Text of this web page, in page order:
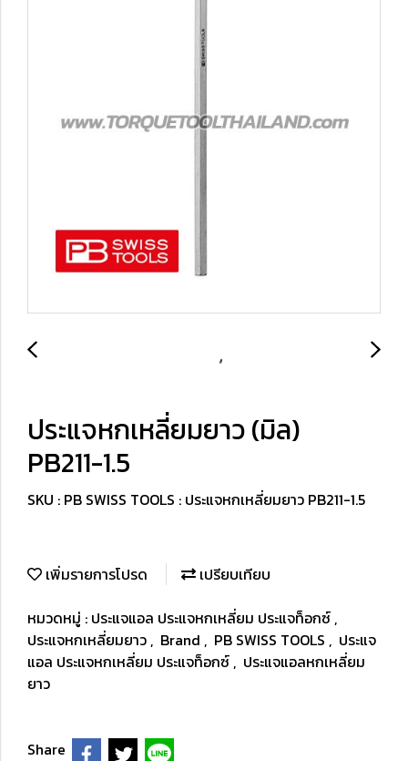
ประแจหกเหลี่ยมยาว (มิล)
PB211-1.5
SKU : PB SWISS TOOLS : ประแจหกเหลี่ยมยาว PB211-1.5
เพิ่มรายการโปรด
เปรียบเทียบ
หมวดหมู่ : ประแจแอล ประแจหกเหลี่ยม ประแจท็อกซ์ ,
ประแจหกเหลี่ยมยาว , Brand , PB SWISS TOOLS , ประแจ
แอล ประแจหกเหลี่ยม ประแจท็อกซ์ , ประแจแอลหกเหลี่ยม
ยาว
Share